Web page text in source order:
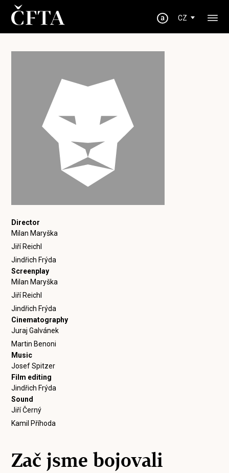
CZ
Director
Milan Maryška
Jiří Reichl
Jindřich Frýda
Screenplay
Milan Maryška
Jiří Reichl
Jindřich Frýda
Cinematography
Juraj Galvánek
Martin Benoni
Music
Josef Spitzer
Film editing
Jindřich Frýda
Sound
Jiří Černý
Kamil Příhoda
Zač jsme bojovali